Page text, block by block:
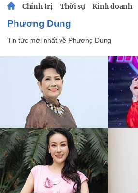
Chính trị Thời sự Kinh doanh
Phương Dung
Tin tức mới nhất về Phương Dung